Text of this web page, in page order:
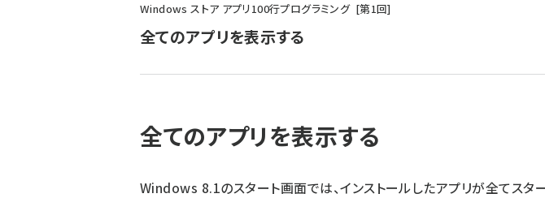
ン
く
ず
Windows ストア アプリ100行プログラミング 第1回
全てのアプリを表示する
全てのアプリを表示する
Windows 8.1のスタート画面では、インストールしたアプリが全てスタ